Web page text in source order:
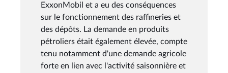
ExxonMobil et a eu des conséquences
sur le fonctionnement des raffineries et
des dépôts. La demande en produits
pétroliers était également élevée, compte
tenu notamment d'une demande agricole
forte en lien avec l'activité saisonnière et